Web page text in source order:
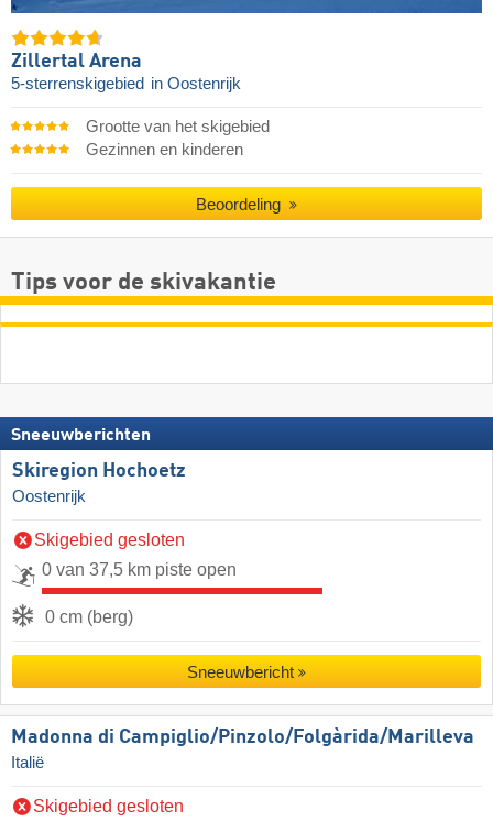
Zillertal Arena
5-sterrenskigebied in Oostenrijk
Grootte van het skigebied
Gezinnen en kinderen
Beoordeling
Tips voor de skivakantie
Sneeuwberichten
Skiregion Hochoetz
Oostenrijk
Skigebied gesloten
0 van 37,5 km piste open
0 cm (berg)
Sneeuwbericht
Madonna di Campiglio/​Pinzolo/​Folgàrida/​Marilleva
Italië
Skigebied gesloten